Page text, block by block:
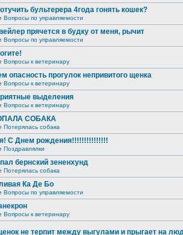
отучить бультерера 4года гонять кошек?
Вопросы по управляемости
прячется в будку от меня, рычит
Вопросы по управляемости
Вопросы к ветеринару
опасность прогулок непривитого щенка
Вопросы к ветеринару
выделения
Вопросы к ветеринару
СОБАКА
Потерялась собака
С Днем рождения!!!!!!!!!!!!!!!
Поздравлялки
бернский зененхунд
Потерялась собака
Ка Де Бо
Вопросы по управляемости
Вопросы к ветеринару
не терпит между выгулами и прыгает на